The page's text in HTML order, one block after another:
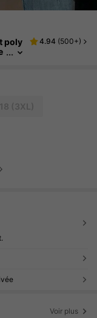
poly
4.94 (500+)
Voir plus